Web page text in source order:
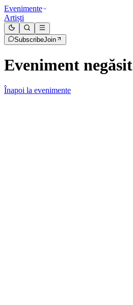
Evenimente
Artiști
SubscribeJoin
Eveniment negăsit
Înapoi la evenimente